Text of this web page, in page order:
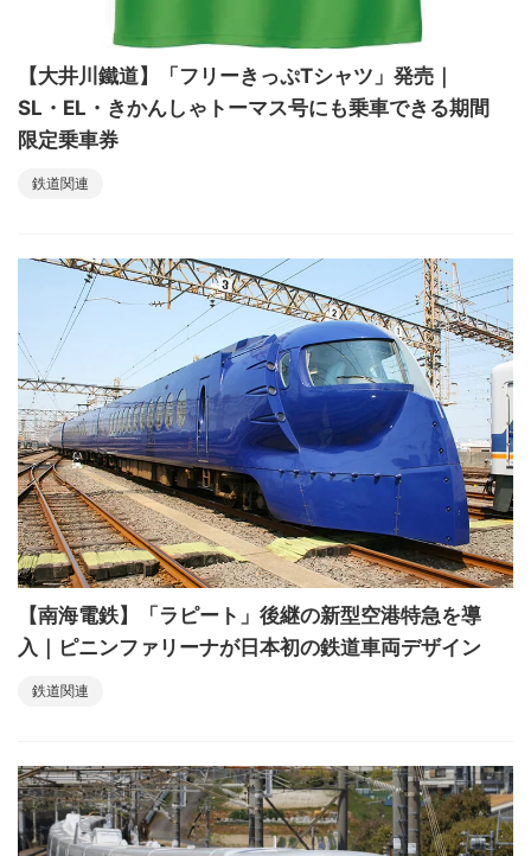
【大井川鐵道】「フリーきっぷTシャツ」発売｜
SL・EL・きかんしゃトーマス号にも乗車できる期間
限定乗車券
鉄道関連
【南海電鉄】「ラピート」後継の新型空港特急を導
入｜ピニンファリーナが日本初の鉄道車両デザイン
鉄道関連